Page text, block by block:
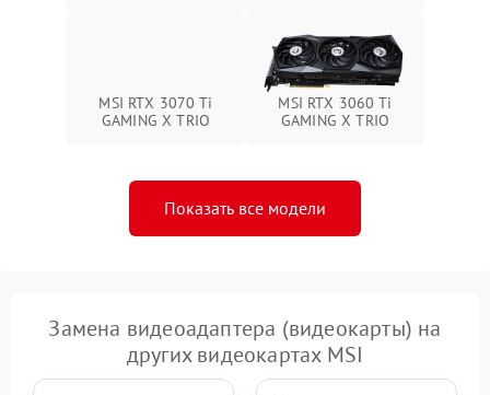
MSI RTX 3070 Ti
GAMING X TRIO
MSI RTX 3060 Ti
GAMING X TRIO
Показать все модели
Замена видеоадаптера (видеокарты) на
других видеокартах MSI